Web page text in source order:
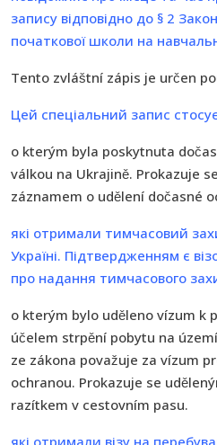
запису відповідно до § 2
початкової школи на
Tento zvláštní zápis je určen
Цей спеціальний запис
o kterým byla poskytnuta
válkou na Ukrajině. Prokazuje
záznamem o udělení dočasné
які отримали тимчасовий
Україні. Підтвердженням є
про надання тимчасового
o kterým bylo uděleno vízum k
účelem strpění pobytu na
ze zákona považuje za vízum
ochranou. Prokazuje se
razítkem v cestovním pasu.
які отримали візу на